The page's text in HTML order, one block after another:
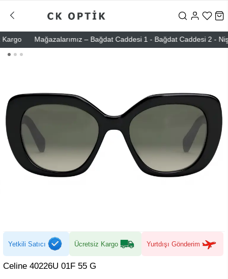
Mağazalarımız – Bağdat Caddesi 1 - Bağdat Caddesi 2 -
Yetkili Satıcı Ücretsiz Kargo Yurtdışı Gönderim
Celine 40226U 01F 55 G